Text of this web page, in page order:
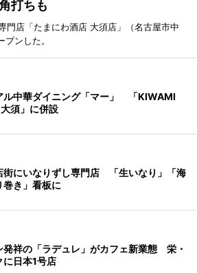
打ちも
門店「たまにわ酒店 大須店」（名古屋市中
ンした。
ル中華ダイニング「マー」 「KIWAMI
須」に併設
街にいなりずし専門店 「生いなり」「海
巻き」看板に
発祥の「ラデュレ」がカフェ新業態 栄・
に日本1号店